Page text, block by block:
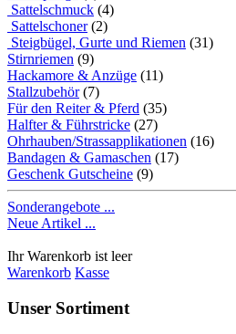
Sattelschmuck (4)
Sattelschoner(2)
Steigbügel, Gurte und Riemen (31)
Stirnriemen (9)
Hackamore & Anzüge (11)
Stallzubehör(7)
Für den Reiter & Pferd (35)
Halfter & Führstricke (27)
Ohrhauben/Strassapplikationen (16)
Bandagen & Gamaschen (17)
Geschenk Gutscheine (9)
Sonderangebote ...
Neue Artikel ...
Ihr Warenkorb ist leer
Warenkorb Kasse
Unser Sortiment